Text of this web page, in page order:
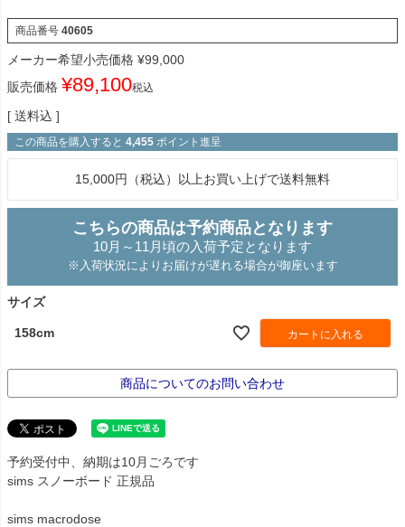
商品番号 40605
メーカー希望小売価格 ¥99,000
販売価格 ¥89,100税込
送料込
この商品を購入すると 4,455 ポイント進呈
15,000円（税込）以上お買い上げで送料無料
こちらの商品は予約商品となります
10月～11月頃の入荷予定となります
※入荷状況によりお届けが遅れる場合が御座います
サイズ
158cm カートに入れる
商品についてのお問い合わせ
予約受付中、納期は10月ごろです
sims スノーボード 正規品
sims macrodose